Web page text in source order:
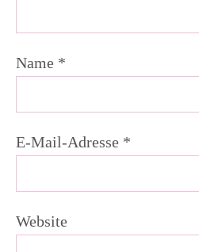
Name *
E-Mail-Adresse *
Website